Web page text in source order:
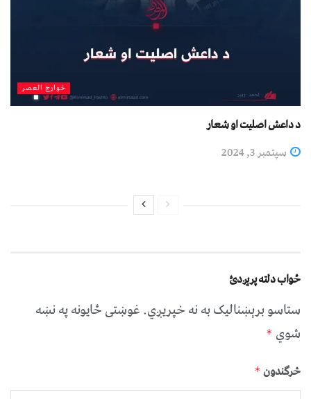
خوارج العصر
د داعش اصلیت او شعار
سپتمبر 3, 2024
ځواب دلته پرېږدئ
ستاسو برېښناليک به نه خپريږي.غوښتى ځایونه په نښه
شوي *
څرگندون *